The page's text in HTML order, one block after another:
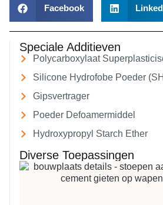
Facebook
Speciale Additieven
Polycarboxylaat
Silicone Hydrofobe Poeder
Gipsvertrager
Poeder Defoamermiddel
Hydroxypropyl Starch Ether
Diverse Toepassingen